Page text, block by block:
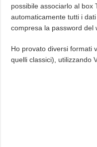
possibile associarlo al box
automaticamente tutti i
compresa la password del
Ho provato diversi formati
quelli classici), utilizzando